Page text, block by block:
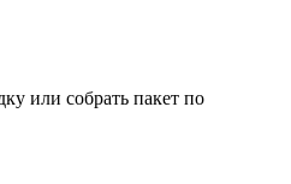
или собрать пакет по